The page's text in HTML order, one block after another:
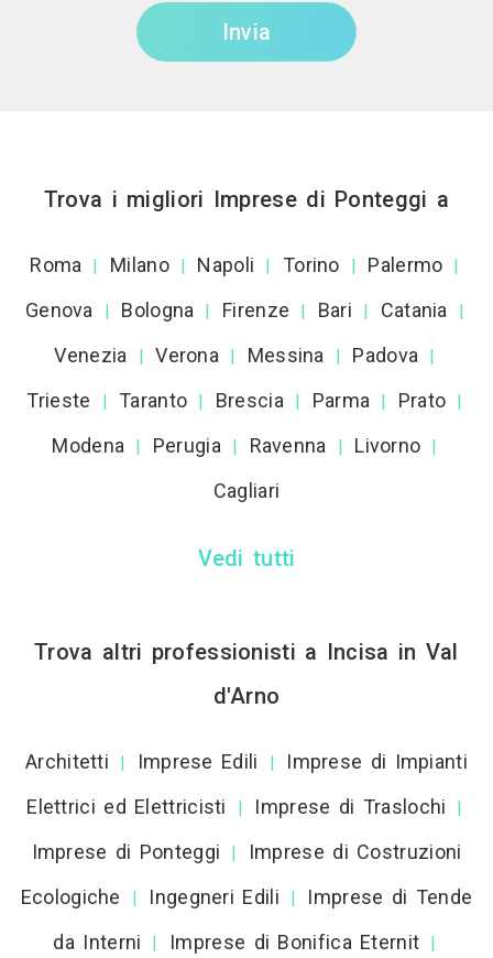
Invia
Trova i migliori Imprese di Ponteggi a
Roma | Milano | Napoli | Torino | Palermo |
Genova | Bologna | Firenze | Bari | Catania |
Venezia | Verona | Messina | Padova |
Trieste | Taranto | Brescia | Parma | Prato |
Modena | Perugia | Ravenna | Livorno |
Cagliari
Vedi tutti
Trova altri professionisti a Incisa in Val
d'Arno
Architetti | Imprese Edili |
Imprese di Impianti
Elettrici ed Elettricisti
| Imprese di Traslochi |
Imprese di Ponteggi |
Imprese di Costruzioni
Ecologiche
| Ingegneri Edili |
Imprese di Tende
da Interni
| Imprese di Bonifica Eternit |